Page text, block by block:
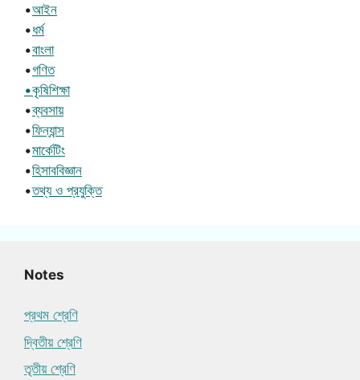
•আইন
•ধর্ম
•বাংলা
•গণিত
•কৃষিশিক্ষা
•ব্যবসায়
•ফিন্যান্স
•মার্কেটিং
•হিসাববিজ্ঞান
•তথ্য ও প্রযুক্তি
Notes
প্রথম শ্রেণি
দ্বিতীয় শ্রেণি
তৃতীয় শ্রেণি